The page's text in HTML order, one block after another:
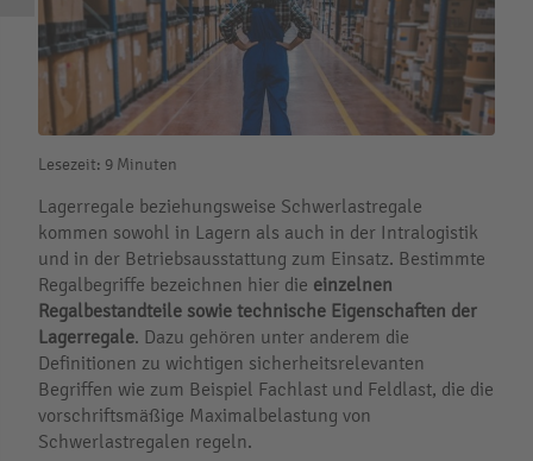
Lesezeit: 9 Minuten
Lagerregale beziehungsweise Schwerlastregale
kommen sowohl in Lagern als auch in der Intralogistik
und in der Betriebsausstattung zum Einsatz. Bestimmte
Regalbegriffe bezeichnen hier die einzelnen
Regalbestandteile sowie technische Eigenschaften der
Lagerregale. Dazu gehören unter anderem die
Definitionen zu wichtigen sicherheitsrelevanten
Begriffen wie zum Beispiel Fachlast und Feldlast, die die
vorschriftsmäßige Maximalbelastung von
Schwerlastregalen regeln.